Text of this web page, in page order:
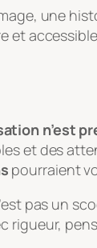
une
et
n’est
et des
pourraient
pas un
rigueur,